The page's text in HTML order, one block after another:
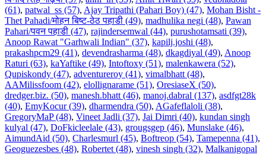
(61), patwal_ss (57), Ajay Tripathi (Pahari Boy) (47), Mohan Bisht -
Thet Pahadi/मोहन बिष्ट-ठेठ पहाडी (49), madhulika negi (48), Pawan
Pahari/पवन पहाडी (47), rajindersemwal (44), purushotamsati (39),
Anoop Rawat "Garhwali Indian" (37), kapilj.joshi (48),
prakashpcm29 (41), devendrasharma (48), dkagdiyal (49), Anoop
Raturi (63), kaYaftike (49), Intoftoxy (51), malenkawera (52),
Qupiskondy (47), adventureroy (41), vimalbhatt (48),
AAMilissfoom (42), elollignarame (51), OresiaseX (50),
dredger.biz. (50), manesh.bhatt (46), manoj.dabral (137), asdfgt28k
(40), EmyKocur (39), dharmendra (50), AGafeflaloli (38),
GregoryMaP (48), Vineet Jadli (37), Jai Dimri (40), kundan singh
kulyal (47), DoFkicleelale (43), grougsgep (46), Munslake (46),
AimundAid (50), Charlesmurl (45), Boftreop (54), Tamepenna (41),
Geoguezesbes (48), Robertet (48), vinesh singh (32), Malkanigopal